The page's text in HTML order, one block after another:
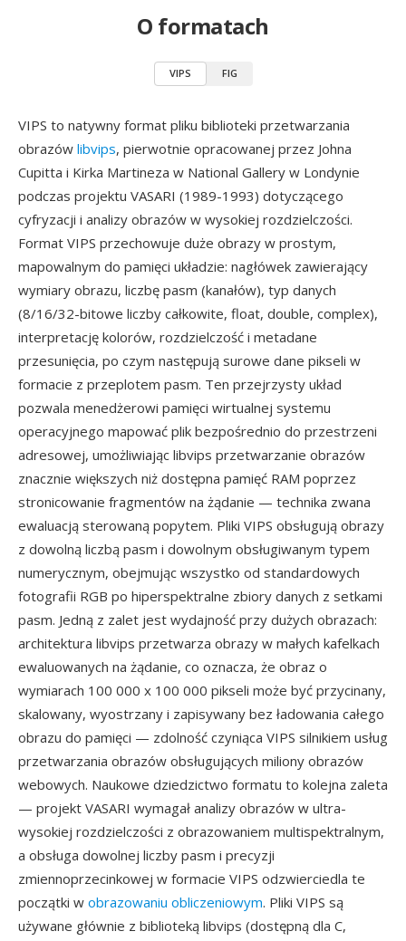
O formatach
VIPS FIG
VIPS to natywny format pliku biblioteki przetwarzania
obrazów libvips, pierwotnie opracowanej przez Johna
Cupitta i Kirka Martineza w National Gallery w Londynie
podczas projektu VASARI (1989-1993) dotyczącego
cyfryzacji i analizy obrazów w wysokiej rozdzielczości.
Format VIPS przechowuje duże obrazy w prostym,
mapowalnym do pamięci układzie: nagłówek zawierający
wymiary obrazu, liczbę pasm (kanałów), typ danych
(8/16/32-bitowe liczby całkowite, float, double, complex),
interpretację kolorów, rozdzielczość i metadane
przesunięcia, po czym następują surowe dane pikseli w
formacie z przeplotem pasm. Ten przejrzysty układ
pozwala menedżerowi pamięci wirtualnej systemu
operacyjnego mapować plik bezpośrednio do przestrzeni
adresowej, umożliwiając libvips przetwarzanie obrazów
znacznie większych niż dostępna pamięć RAM poprzez
stronicowanie fragmentów na żądanie — technika zwana
ewaluacją sterowaną popytem. Pliki VIPS obsługują obrazy
z dowolną liczbą pasm i dowolnym obsługiwanym typem
numerycznym, obejmując wszystko od standardowych
fotografii RGB po hiperspektralne zbiory danych z setkami
pasm. Jedną z zalet jest wydajność przy dużych obrazach:
architektura libvips przetwarza obrazy w małych kafelkach
ewaluowanych na żądanie, co oznacza, że obraz o
wymiarach 100 000 x 100 000 pikseli może być przycinany,
skalowany, wyostrzany i zapisywany bez ładowania całego
obrazu do pamięci — zdolność czyniąca VIPS silnikiem usług
przetwarzania obrazów obsługujących miliony obrazów
webowych. Naukowe dziedzictwo formatu to kolejna zaleta
— projekt VASARI wymagał analizy obrazów w ultra-
wysokiej rozdzielczości z obrazowaniem multispektralnym,
a obsługa dowolnej liczby pasm i precyzji
zmiennoprzecinkowej w formacie VIPS odzwierciedla te
początki w obrazowaniu obliczeniowym. Pliki VIPS są
używane głównie z biblioteką libvips (dostępną dla C,